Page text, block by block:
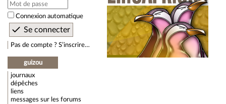
Connexion automatique
Pas de compte ? S’inscrire…
guizou
journaux
dépêches
liens
messages sur les forums